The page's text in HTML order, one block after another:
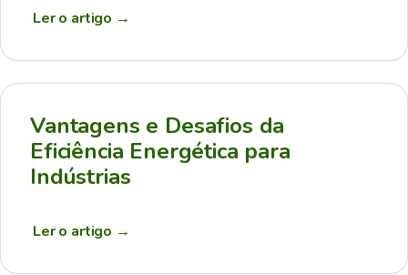
Ler o artigo →
Vantagens e Desafios da
Eficiência Energética para
Indústrias
Ler o artigo →